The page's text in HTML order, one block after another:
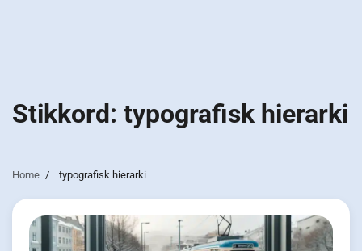
Stikkord: typografisk hierarki
Home typografisk hierarki